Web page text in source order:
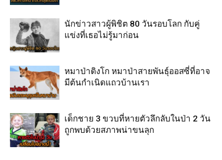
นักข่าวสาวผู้พิชิต 80 วันรอบโลก กับคู่
แข่งที่เธอไม่รู้มาก่อน
หมาป่าดิงโก หมาป่าสายพันธุ์ออสซี่ที่อาจ
มีต้นกำเนิดแถวบ้านเรา
เด็กชาย 3 ขวบที่หายตัวลึกลับในป่า 2 วัน
ถูกพบด้วยสภาพน่าขนลุก